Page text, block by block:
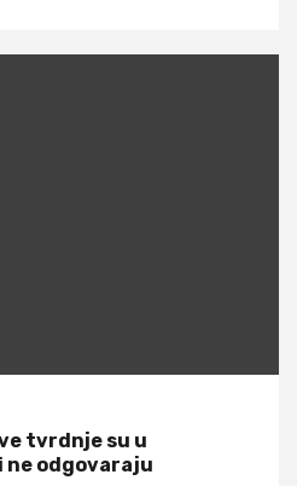
tvrdnje su u
odgovaraju